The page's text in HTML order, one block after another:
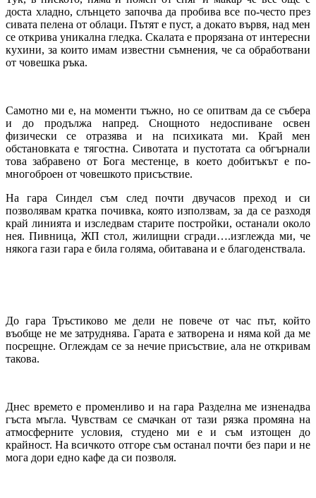
доста хладно, слънцето започва да пробива все по-често през
сивата пелена от облаци. Пътят е пуст, а докато вървя, над мен
се открива уникална гледка. Скалата е прорязана от интересни
кухини, за които имам известни съмнения, че са обработвани
от човешка ръка.
Самотно ми е, на моменти тъжно, но се опитвам да се събера
и до продължа напред. Снощното недоспиване освен
физически се отразява и на психиката ми. Край мен
обстановката е тягостна. Сивотата и пустотата са обгърнали
това забравено от Бога местенце, в което добитъкът е по-
многоброен от човешкото присъствие.
На гара Синдел съм след почти двучасов преход и си
позволявам кратка почивка, която използвам, за да се разходя
край линията и изследвам старите постройки, останали около
нея. Пивница, ЖП стол, жилищни сгради….изглежда ми, че
някога гази гара е била голяма, обитавана и е благоденствала.
До гара Тръстиково ме дели не повече от час път, който
въобще не ме затруднява. Гарата е затворена и няма кой да ме
посрещне. Оглеждам се за нечие присъствие, ала не откривам
такова.
Днес времето е променливо и на гара Разделна ме изненадва
гъста мъгла. Чувствам се смачкан от тази рязка промяна на
атмосферните условия, студено ми е и съм изтощен до
крайност. На всичкото отгоре съм останал почти без пари и не
мога дори едно кафе да си позволя.